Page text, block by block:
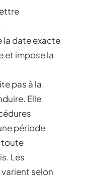
la date exacte
et impose la
pas à la
Elle
période
toute
Les
selon